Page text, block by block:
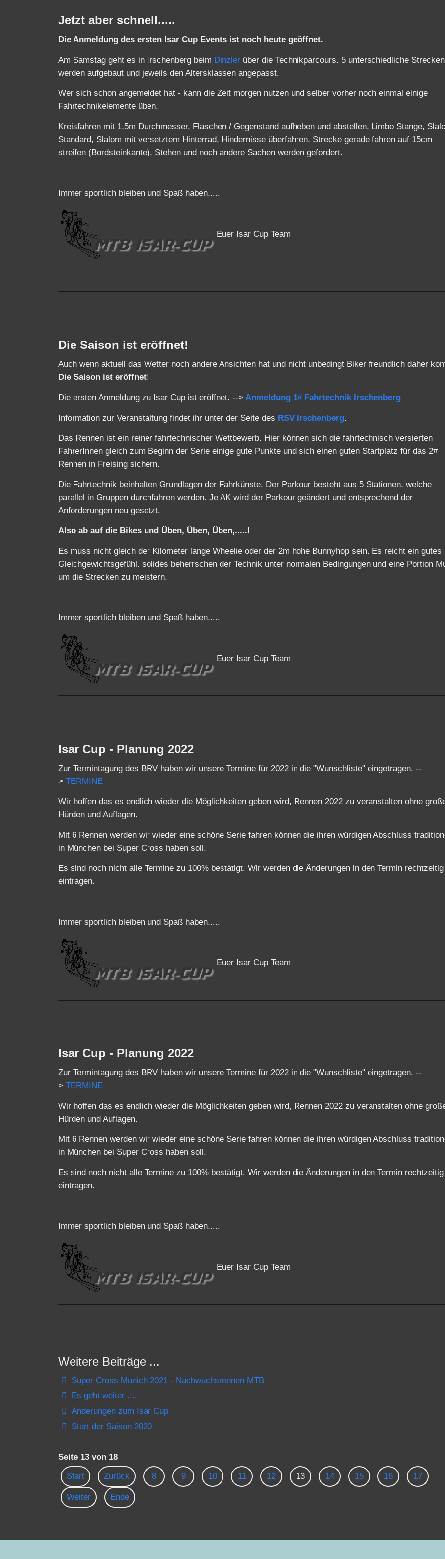
Jetzt aber schnell.....
Die Anmeldung des ersten Isar Cup Events ist noch heute geöffnet.
Am Samstag geht es in Irschenberg beim Dinzler über die Technikparcours. 5 unterschiedliche Strecken
werden aufgebaut und jeweils den Altersklassen angepasst.
Wer sich schon angemeldet hat - kann die Zeit morgen nutzen und selber vorher noch einmal einige
Fahrtechnikelemente üben.
Kreisfahren mit 1,5m Durchmesser, Flaschen / Gegenstand aufheben und abstellen, Limbo Stange,
Standard, Slalom mit versetztem Hinterrad, Hindernisse überfahren, Strecke gerade fahren auf 15cm
streifen (Bordsteinkante), Stehen und noch andere Sachen werden gefordert.
Immer sportlich bleiben und Spaß haben.....
Euer Isar Cup Team
Die Saison ist eröffnet!
Auch wenn aktuell das Wetter noch andere Ansichten hat und nicht unbedingt Biker freundlich daher
Die Saison ist eröffnet!
Die ersten Anmeldung zu Isar Cup ist eröffnet. --> Anmeldung 1# Fahrtechnik Irschenberg
Information zur Veranstaltung findet ihr unter der Seite des RSV Irschenberg.
Das Rennen ist ein reiner fahrtechnischer Wettbewerb. Hier können sich die fahrtechnisch versierten
FahrerInnen gleich zum Beginn der Serie einige gute Punkte und sich einen guten Startplatz für das 2#
Rennen in Freising sichern.
Die Fahrtechnik beinhalten Grundlagen der Fahrkünste. Der Parkour besteht aus 5 Stationen, welche
parallel in Gruppen durchfahren werden. Je AK wird der Parkour geändert und entsprechend der
Anforderungen neu gesetzt.
Also ab auf die Bikes und Üben, Üben, Üben,.....!
Es muss nicht gleich der Kilometer lange Wheelie oder der 2m hohe Bunnyhop sein. Es reicht ein gutes
Gleichgewichtsgefühl. solides beherrschen der Technik unter normalen Bedingungen und eine Portion
um die Strecken zu meistern.
Immer sportlich bleiben und Spaß haben.....
Euer Isar Cup Team
Isar Cup - Planung 2022
Zur Termintagung des BRV haben wir unsere Termine für 2022 in die "Wunschliste" eingetragen. --
> TERMINE
Wir hoffen das es endlich wieder die Möglichkeiten geben wird, Rennen 2022 zu veranstalten ohne
Hürden und Auflagen.
Mit 6 Rennen werden wir wieder eine schöne Serie fahren können die ihren würdigen Abschluss
in München bei Super Cross haben soll.
Es sind noch nicht alle Termine zu 100% bestätigt. Wir werden die Änderungen in den Termin rechtzeitig
eintragen.
Immer sportlich bleiben und Spaß haben.....
Euer Isar Cup Team
Isar Cup - Planung 2022
Zur Termintagung des BRV haben wir unsere Termine für 2022 in die "Wunschliste" eingetragen. --
> TERMINE
Wir hoffen das es endlich wieder die Möglichkeiten geben wird, Rennen 2022 zu veranstalten ohne
Hürden und Auflagen.
Mit 6 Rennen werden wir wieder eine schöne Serie fahren können die ihren würdigen Abschluss
in München bei Super Cross haben soll.
Es sind noch nicht alle Termine zu 100% bestätigt. Wir werden die Änderungen in den Termin rechtzeitig
eintragen.
Immer sportlich bleiben und Spaß haben.....
Euer Isar Cup Team
Weitere Beiträge ...
Super Cross Munich 2021 - Nachwuchsrennen MTB
Es geht weiter ....
Änderungen zum Isar Cup
Start der Saison 2020
Seite 13 von 18
Start Zurück 8 9 10 11 12 13 14 15 16 17
Weiter Ende